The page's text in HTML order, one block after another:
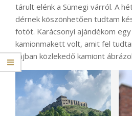
tárult elénk a Sümegi várról. A
dérnek köszönhetően tudtam
fotót. Karácsonyi ajándékom egy
kamionmakett volt, amit fel
tájban közlekedő kamiont